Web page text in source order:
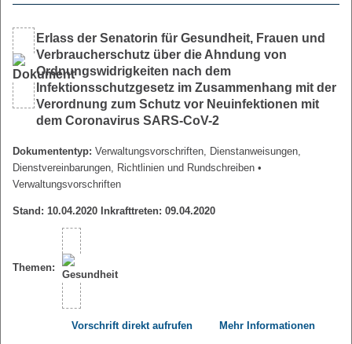
Erlass der Senatorin für Gesundheit, Frauen und
Verbraucherschutz über die Ahndung von
Ordnungswidrigkeiten nach dem
Infektionsschutzgesetz im Zusammenhang mit der
Verordnung zum Schutz vor Neuinfektionen mit
dem Coronavirus SARS-CoV-2
Dokumententyp: Verwaltungsvorschriften, Dienstanweisungen,
Dienstvereinbarungen, Richtlinien und Rundschreiben •
Verwaltungsvorschriften
Stand: 10.04.2020 Inkrafttreten: 09.04.2020
Themen:
Vorschrift direkt aufrufen Mehr Informationen